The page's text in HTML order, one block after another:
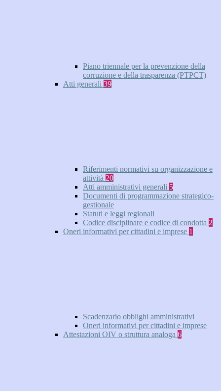
Piano triennale per la prevenzione della
corruzione e della trasparenza (PTPCT)
Atti generali 39
Riferimenti normativi su organizzazione e
attività 20
Atti amministrativi generali 5
Documenti di programmazione strategico-
gestionale
Statuti e leggi regionali
Codice disciplinare e codice di condotta 2
Oneri informativi per cittadini e imprese 1
Scadenzario obblighi amministrativi
Oneri informativi per cittadini e imprese
Attestazioni OIV o struttura analoga 6